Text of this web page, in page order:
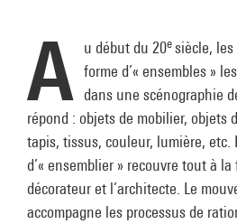
A u début du 20esiècle,
forme d’« ensembles »
dans une scénographie
répond : objets de mobilier, objets
tapis, tissus, couleur, lumière, etc.
d’« ensemblier » recouvre tout à la
décorateur et l’architecte. Le
accompagne les processus de